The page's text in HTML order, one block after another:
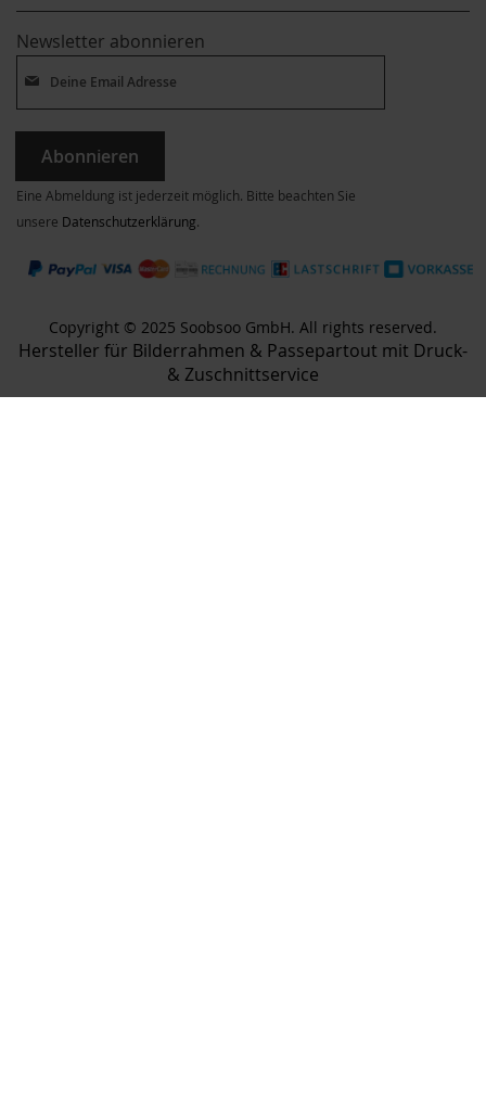
Newsletter abonnieren
Abonnieren
Eine Abmeldung ist jederzeit möglich. Bitte beachten Sie
unsere Datenschutzerklärung.
Copyright © 2025 Soobsoo GmbH. All rights reserved.
Hersteller für Bilderrahmen & Passepartout mit Druck-
& Zuschnittservice